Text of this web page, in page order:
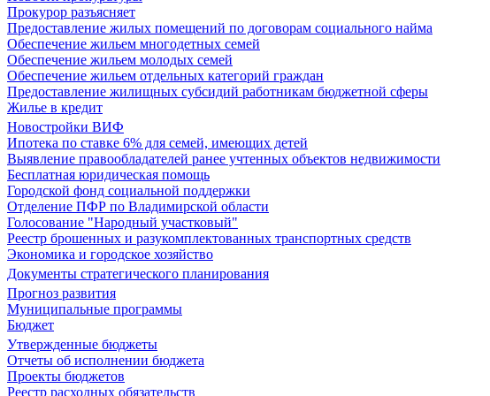
Прокурор разъясняет
Предоставление жилых помещений по договорам социального найма
Обеспечение жильем многодетных семей
Обеспечение жильем молодых семей
Обеспечение жильем отдельных категорий граждан
Предоставление жилищных субсидий работникам бюджетной сферы
Жилье в кредит
Новостройки ВИФ
Ипотека по ставке 6% для семей, имеющих детей
Выявление правообладателей ранее учтенных объектов недвижимости
Бесплатная юридическая помощь
Городской фонд социальной поддержки
Отделение ПФР по Владимирской области
Голосование "Народный участковый"
Реестр брошенных и разукомплектованных транспортных средств
Экономика и городское хозяйство
Документы стратегического планирования
Прогноз развития
Муниципальные программы
Бюджет
Утвержденные бюджеты
Отчеты об исполнении бюджета
Проекты бюджетов
Реестр расходных обязательств